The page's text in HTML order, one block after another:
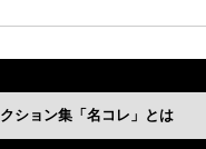
ション集「名コレ」とは